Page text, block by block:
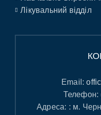
Лікувальний відділ
Email:
Телефон:
Адреса: : м.